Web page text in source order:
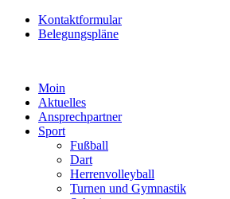
Kontaktformular
Belegungspläne
Moin
Aktuelles
Ansprechpartner
Sport
Fußball
Dart
Herrenvolleyball
Turnen und Gymnastik